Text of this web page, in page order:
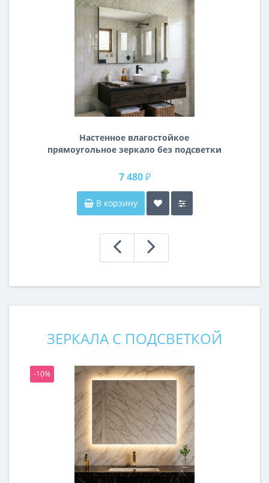
Настенное влагостойкое
прямоугольное зеркало без подсветки
7 480 ₽
В корзину
ЗЕРКАЛА С ПОДСВЕТКОЙ
-10%